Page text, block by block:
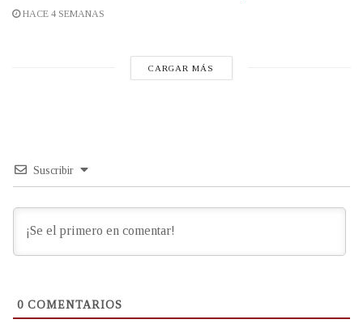
HACE 4 SEMANAS
CARGAR MÁS
Suscribir
0 COMENTARIOS